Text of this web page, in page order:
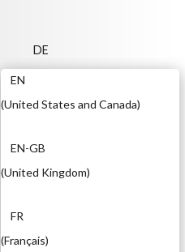
DE
EN
(United States and Canada)
EN-GB
(United Kingdom)
FR
(Français)